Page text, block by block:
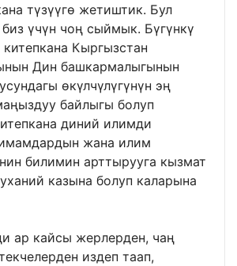
түзүүгө жетиштик. Бул
үчүн чоң сыймык. Бүгүнкү
китепкана Кыргызстан
Дин башкармалыгынын
өкүлчүлүгүнүн эң
байлыгы болуп
диний илимди
жана илим
билимин арттырууга кызмат
казына болуп каларына
ар кайсы жерлерден, чаң
издеп таап,